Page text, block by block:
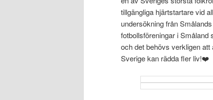
tillgängliga hjärtstartare vid
undersökning från
fotbollsföreningar i Småland
och det behövs verkligen
Sverige kan rädda fler liv!❤️